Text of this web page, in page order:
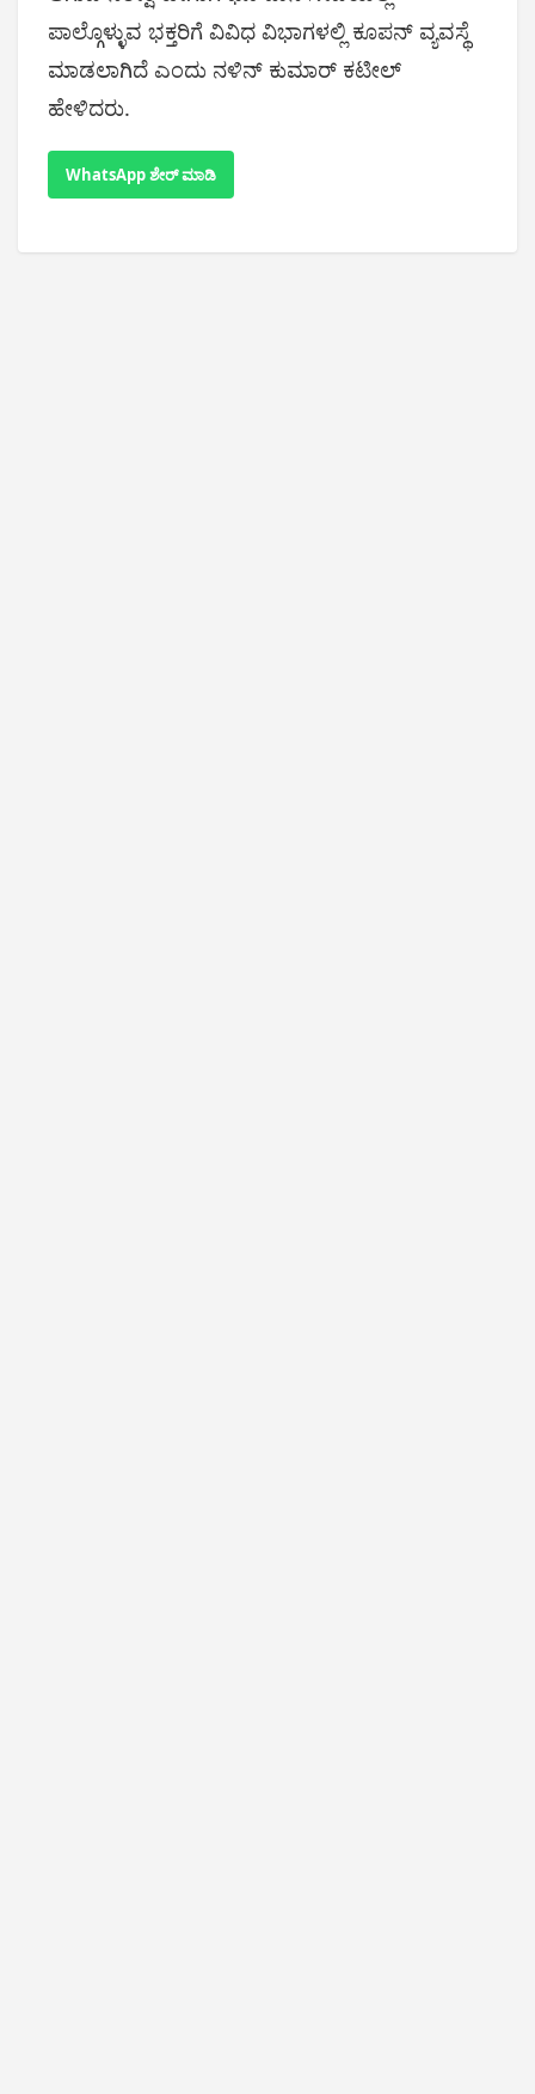
ಪಾಲ್ಗೊಳ್ಳುವ ಭಕ್ತರಿಗೆ ವಿವಿಧ ವಿಭಾಗಳಲ್ಲಿ ಕೂಪನ್ ವ್ಯವಸ್ಥೆ
ಮಾಡಲಾಗಿದೆ ಎಂದು ನಳಿನ್ ಕುಮಾರ್ ಕಟೀಲ್
ಹೇಳಿದರು.
WhatsApp ಶೇರ್ ಮಾಡಿ